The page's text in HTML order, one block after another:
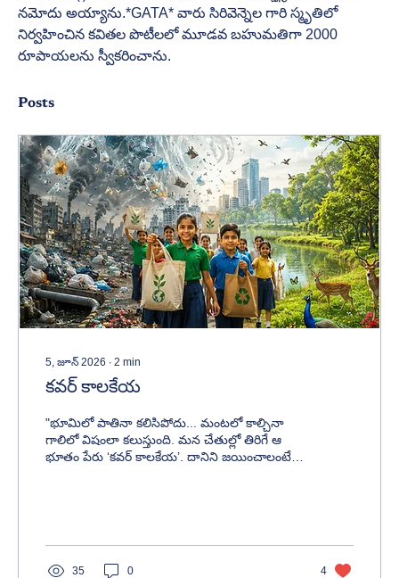
నమోదు అయ్యాను.*GATA* వారు సిరివెన్నెల గారి స్మృతిలో
నిర్వహించిన కవితల పొటీలలో మూడవ బహుమతిగా 2000
రూపాయలను స్వీకరించాను.
Posts
5, జూన్ 2026 ∙ 2 min
కవర్ కాలకేయ
"భూమిలో పాతినా కలిసిపోదు... మంటలో కాల్చినా
గాలిలో విషంలా కలుస్తుంది. మన చేతుల్లో తిరిగే ఆ
భూతం పేరు ‘కవర్ కాలకేయ’. దానిని జయించాలంటే
35 0 4